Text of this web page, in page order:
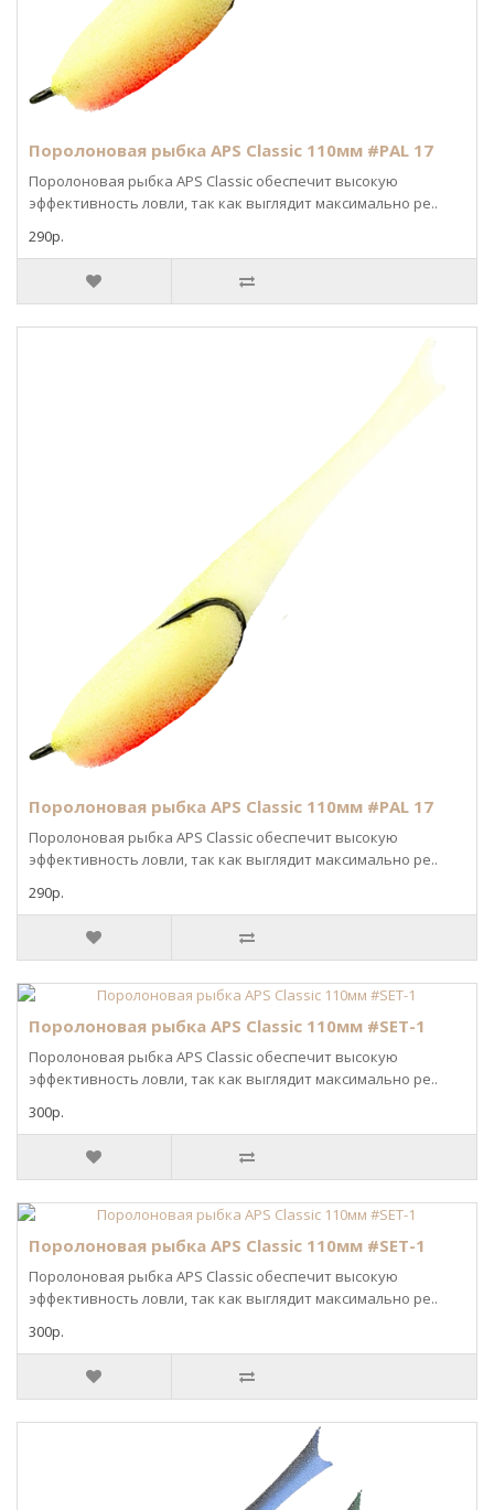
Поролоновая рыбка APS Classic 110мм #PAL 17
Поролоновая рыбка APS Classic обеспечит высокую
эффективность ловли, так как выглядит максимально ре..
290р.
Поролоновая рыбка APS Classic 110мм #PAL 17
Поролоновая рыбка APS Classic обеспечит высокую
эффективность ловли, так как выглядит максимально ре..
290р.
Поролоновая рыбка APS Classic 110мм #SET-1
Поролоновая рыбка APS Classic обеспечит высокую
эффективность ловли, так как выглядит максимально ре..
300р.
Поролоновая рыбка APS Classic 110мм #SET-1
Поролоновая рыбка APS Classic обеспечит высокую
эффективность ловли, так как выглядит максимально ре..
300р.